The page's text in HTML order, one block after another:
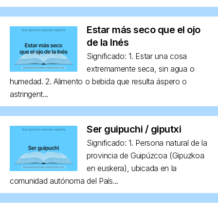
Estar más seco que el ojo
de la Inés
Significado: 1. Estar una cosa
extremamente seca, sin agua o
humedad. 2. Alimento o bebida que resulta áspero o
astringent...
Ser guipuchi / giputxi
Significado: 1. Persona natural de la
provincia de Guipúzcoa (Gipuzkoa
en euskera), ubicada en la
comunidad autónoma del País...